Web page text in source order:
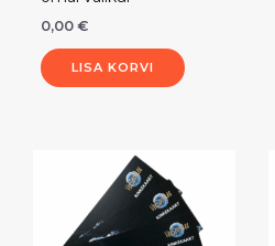
0,00 €
LISA KORVI